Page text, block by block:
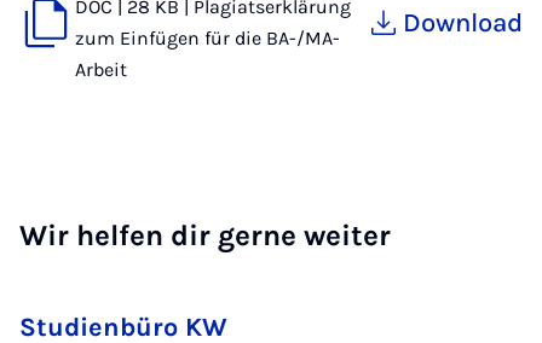
DOC | 28 KB | Plagiatserklärung
zum Einfügen für die BA-/MA-
Arbeit
Download
Wir helfen dir gerne weiter
Studienbüro KW